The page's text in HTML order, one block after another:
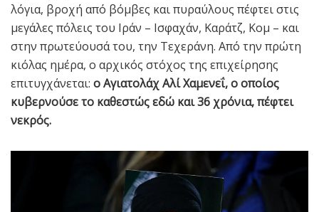
λόγια, βροχή από βόμβες και πυραύλους πέφτει στις
μεγάλες πόλεις του Ιράν – Ισφαχάν, Καράτζ, Κομ – και
στην πρωτεύουσά του, την Τεχεράνη. Από την πρώτη
κιόλας ημέρα, ο αρχικός στόχος της επιχείρησης
επιτυγχάνεται: ο Αγιατολάχ Αλί Χαμενεΐ, ο οποίος
κυβερνούσε το καθεστώς εδώ και 36 χρόνια, πέφτει
νεκρός.